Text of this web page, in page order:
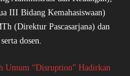
III Bidang Kemahasiswaan)
(Direktur Pascasarjana) dan
dosen.
Umum “Disruption” Hadirkan